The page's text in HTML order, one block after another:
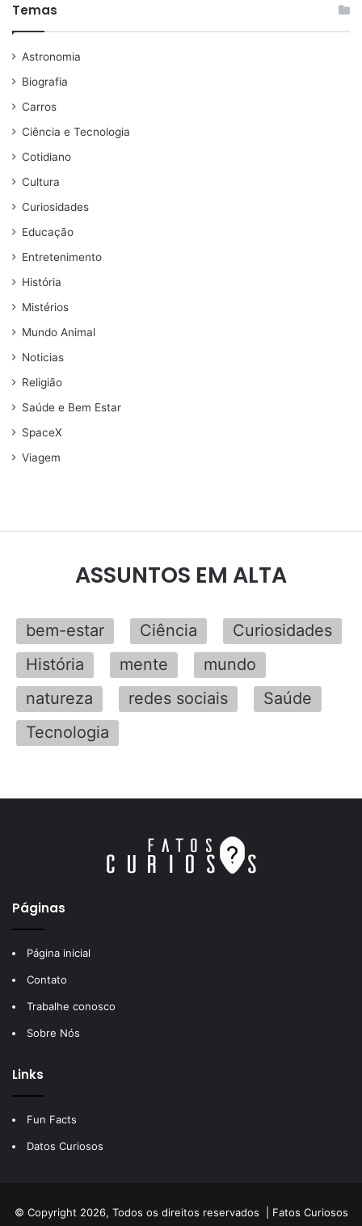
Temas
Astronomia
Biografia
Carros
Ciência e Tecnologia
Cotidiano
Cultura
Curiosidades
Educação
Entretenimento
História
Mistérios
Mundo Animal
Noticias
Religião
Saúde e Bem Estar
SpaceX
Viagem
ASSUNTOS EM ALTA
bem-estar Ciência
Curiosidades
História
mente
mundo
natureza
redes sociais
Saúde
Tecnologia
Páginas
Página inicial
Contato
Trabalhe conosco
Sobre Nós
Links
Fun Facts
Datos Curiosos
© Copyright 2026, Todos os direitos reservados | Fatos Curiosos